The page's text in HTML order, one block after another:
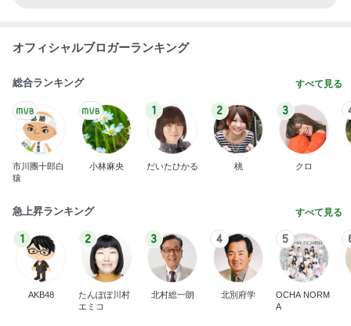
オフィシャルブロガーランキング
総合ランキング すべて見る
市川團十郎白
猿
小林麻央
1
だいたひかる
2
桃
3
クロ
急上昇ランキング すべて見る
1
AKB48
2
たんぽぽ川村
エミコ
3
北村総一朗
4
北別府学
5
OCHA NORM
A